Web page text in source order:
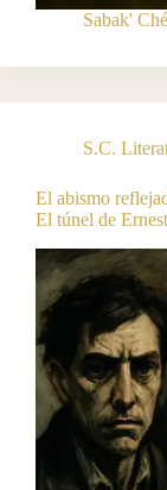
Sabak'
S.C.
El abismo
El túnel de